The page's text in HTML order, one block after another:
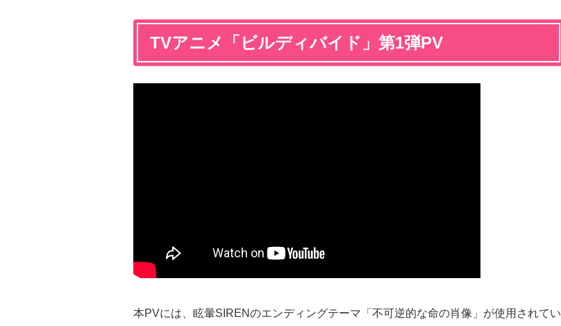
TVアニメ「ビルディバイド」第1弾PV
本PVには、眩暈SIRENのエンディングテーマ「不可逆的な命の肖像」が使用されてい